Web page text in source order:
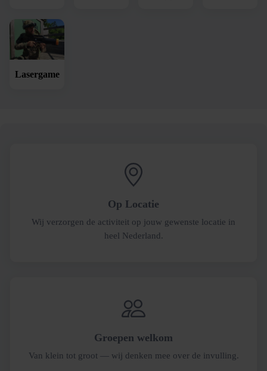
Lasergame
Op Locatie
Wij verzorgen de activiteit op jouw gewenste locatie in
heel Nederland.
Groepen welkom
Van klein tot groot — wij denken mee over de invulling.